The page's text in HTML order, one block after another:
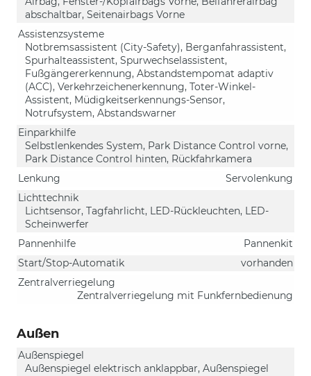
abschaltbar, Seitenairbags Vorne
Assistenzsysteme
Notbremsassistent (City-Safety), Berganfahrassistent,
Spurhalteassistent, Spurwechselassistent,
Fußgängererkennung, Abstandstempomat adaptiv
(ACC), Verkehrzeichenerkennung, Toter-Winkel-
Assistent, Müdigkeitserkennungs-Sensor,
Notrufsystem, Abstandswarner
Einparkhilfe
Selbstlenkendes System, Park Distance Control vorne,
Park Distance Control hinten, Rückfahrkamera
Lenkung
Servolenkung
Lichttechnik
Lichtsensor, Tagfahrlicht, LED-Rückleuchten, LED-
Scheinwerfer
Pannenhilfe
Pannenkit
Start/Stop-Automatik
vorhanden
Zentralverriegelung
Zentralverriegelung mit Funkfernbedienung
Außen
Außenspiegel
Außenspiegel elektrisch anklappbar, Außenspiegel